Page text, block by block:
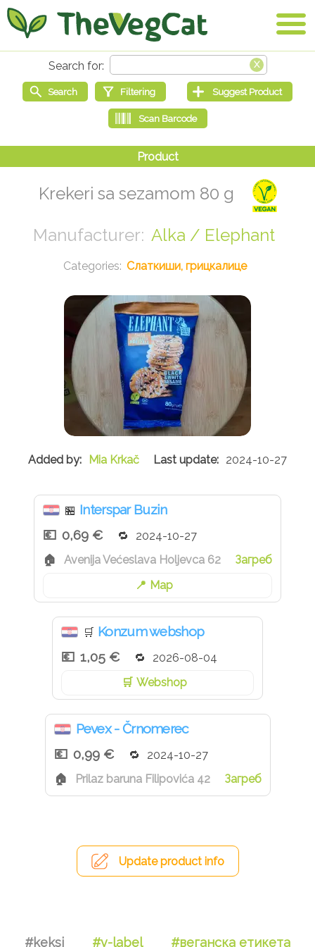
Krekeri sa sezamom 80 g
Alka / Elephant
Слаткиши, грицкалице
Mia Krkač 2024-10-27
🏪 Interspar Buzin
0,69 €
2024-10-27
Avenija Većeslava Holjevca 62
Загреб
Map
🛒 Konzum webshop
1,05 €
2026-08-04
Webshop
Pevex - Črnomerec
0,99 €
2024-10-27
Prilaz baruna Filipovića 42
Загреб
Update product info
#keksi #v-label #веганска етикета